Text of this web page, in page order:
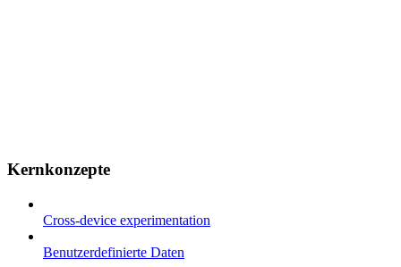
Kernkonzepte
Cross-device experimentation
Benutzerdefinierte Daten